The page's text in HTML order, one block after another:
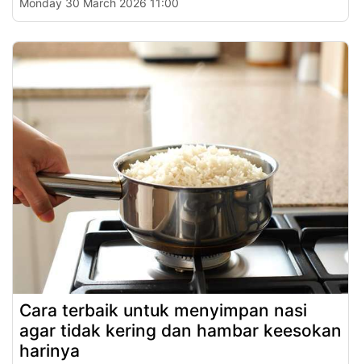
Cara terbaik untuk menyimpan nasi
agar tidak kering dan hambar keesokan
harinya